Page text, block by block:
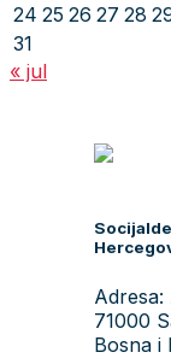
24 25 26 27 28
31
« jul
Adresa:
71000
Bosna i